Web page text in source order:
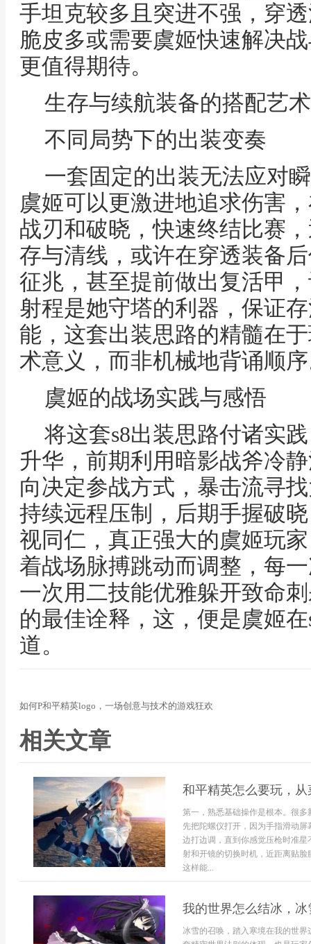
手坦克较多且突进不强，穿
脆皮多或需要虞姬快速解决
更值得期待。
生存与续航装备的搭配艺术
不同局势下的出装变奏
一套固定的出装无法应对
虞姬可以更激进地追求伤害
战刃和破晓，快速终结比赛
存与清线，或许在穿透装备
征兆，甚至提前做出复活甲
射程是她守塔的利器，保证
能，这套出装思路的精髓在
术意义，而非机械地背诵顺
虞姬的战场实践与感悟
将这套s8出装思路付诸实
升华，前期利用暗影战斧冷
向决定参战方式，暴击流寻
持续远程压制，后期手握破
视同仁，真正强大的虞姬玩
着战场脉搏跳动而调整，每
一次用二技能优雅躲开致命
的最佳诠释，这，便是虞姬
道。
如何P和平精英logo，一场创意与技术的游戏狂欢
相关文章
和平精英怎么要玩，
第一，熟悉基础操作是根本。很
先把陀螺仪打开，因为手指滑动
边打边调，直到你感觉压枪时准
射和开镜的切换时机，近距离贴
这样能...
我的世界怎么结冰，
冰雪的召唤，踏入寒境在我的世